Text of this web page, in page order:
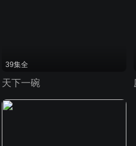
39集全
天下一碗